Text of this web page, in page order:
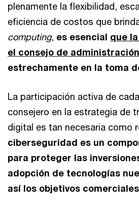
plenamente la flexibilidad,
eficiencia de costos que
computing, es esencial que
el consejo de
estrechamente en la toma
La participación activa de
consejero en la estrategia de
digital es tan necesaria como
ciberseguridad es un
para proteger las
adopción de tecnologías
así los objetivos